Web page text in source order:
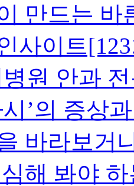
만드는 바
사이트
원 안과
시’의 증상
바라보거
해 봐야